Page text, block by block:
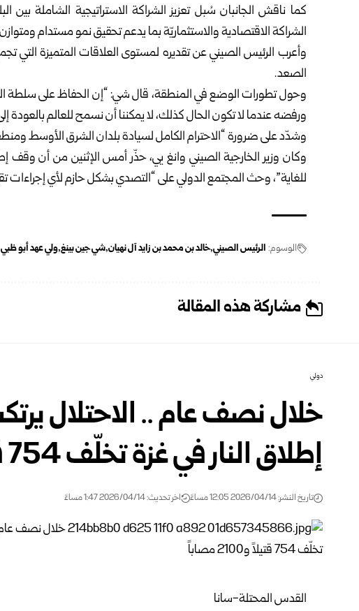
كما ناقش الجانبان سُبل تعزيز الشراكة الاستراتيجية الشاملة
الشراكة الاقتصادية والاستثماريّة بما يدعم تحقيق نمو مستدام
وأعرب الرئيس الصيني عن تقديره لمستوى العلاقات المتميزة التي
الصعد.
وحول تطورات الوضع في المنطقة، قال شي: “إن الحفاظ على سلطة
ورفضه عندما لا تكون الحال كذلك، لا يمكننا أن نسمح للعالم بالعودة
وشدّد على ضرورة “الاحترام الكامل لسيادة بلدان الشرق الأوسط
وكان وزير الخارجية الصيني وانغ يي، حذّر أمس الإثنين من أ‌ن وقف
للغاية”، وحث المجتمع الدولي على “التصدي بشكل حازم ⁠لأي
الوسوم: الرئيس الصيني خالد بن محمد بن زايد آل نهيان شي جين بينغ ولي عهد أبو ظبي
مشاركة هذه المقالة
دولي
إطلاق النار في غزة تخلّف 754 قتيلاً و2100 مصاباً
تاريخ النشر: 2026/04/14 12:05 مساءً اخر تحديث: 2026/04/14 1:47 مساءً
القدس المحتلة-سانا